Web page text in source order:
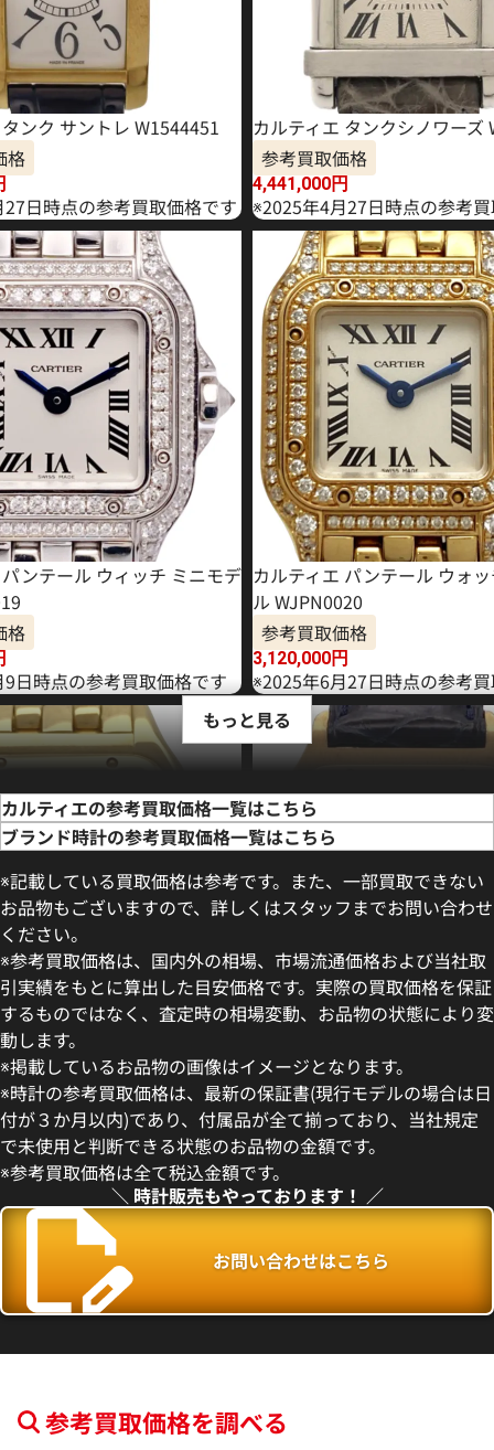
ンク サントレ W1544451
格
日時点の参考買取価格です
カルティエ タンクシノワーズ
参考買取価格
4,441,000円
※2025年4月27日時点の参考
ンテール ウィッチ ミニモデ
格
日時点の参考買取価格です
カルティエ パンテール ウォ
ル WJPN0020
参考買取価格
3,120,000円
※2025年6月27日時点の参考
ンテール ウォッチ ミニモデ
格
9日時点の参考買取価格です
参考買取価格
2,209,000円
※2025年7月9日時点の参考買
もっと見る
カルティエの参考買取価格一覧はこちら
ブランド時計の参考買取価格一覧はこちら
※記載している買取価格は参考です。また、一部買取できない
お品物もございますので、詳しくはスタッフまでお問い合わせ
ください。
※参考買取価格は、国内外の相場、市場流通価格および当社取
引実績をもとに算出した目安価格です。実際の買取価格を保証
するものではなく、査定時の相場変動、お品物の状態により変
動します。
※掲載しているお品物の画像はイメージとなります。
※時計の参考買取価格は、最新の保証書(現行モデルの場合は日
付が３か月以内)であり、付属品が全て揃っており、当社規定
で未使用と判断できる状態のお品物の金額です。
※参考買取価格は全て税込金額です。
＼ 時計販売もやっております！ ／
お問い合わせはこちら
参考買取価格を調べる